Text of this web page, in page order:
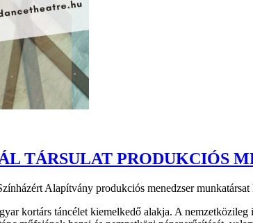
TÁRSULAT PRODUKCIÓS
Alapítvány produkciós menedzser munkatársat
kortárs táncélet kiemelkedő alakja. A